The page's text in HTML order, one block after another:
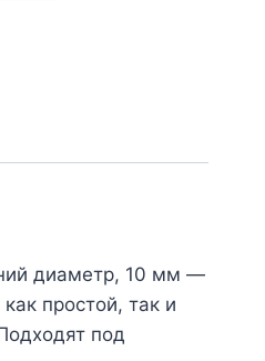
диаметр, 10 мм —
простой, так и
под